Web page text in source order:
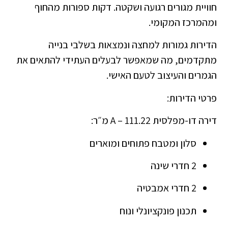
חוויית מגורים רגועה ושקטה. דקות ספורות מהחוף
ומהמרכז המקומי.
הדירות גמורות למחצה ונמצאות בשלבי בנייה
מתקדמים, מה שמאפשר לבעלים העתידי להתאים את
הגמרים והעיצוב לטעם האישי.
פרטי הדירות:
דירה דו-מפלסית A – 111.22 מ״ר:
סלון ומטבח פתוחים ומוארים
2 חדרי שינה
2 חדרי אמבטיה
תכנון פונקציונלי ונוח